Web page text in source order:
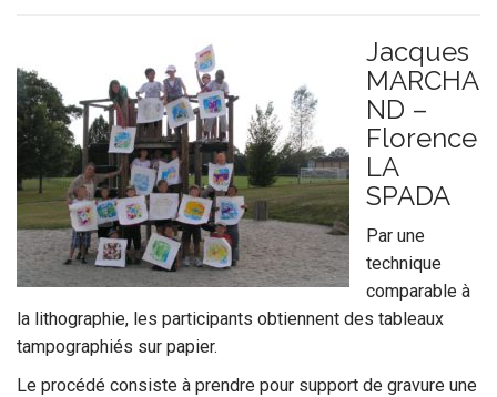
Jacques
MARCHA
ND –
Florence
LA
SPADA
Par une
technique
comparable à
la lithographie, les participants obtiennent des tableaux
tampographiés sur papier.
Le procédé consiste à prendre pour support de gravure une